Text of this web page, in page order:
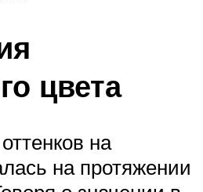
цвета
на
на протяжении